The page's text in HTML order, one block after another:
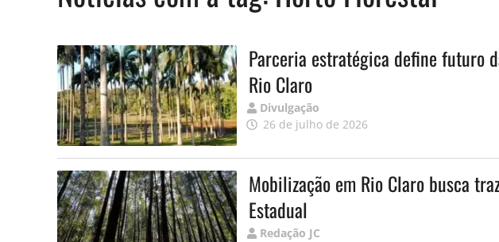
Parceria estratégica define futuro
Rio Claro
Publicado
por
Divulgação
26 de julho de 2026
Mobilização em Rio Claro busca
Estadual
Publicado
Redação JC